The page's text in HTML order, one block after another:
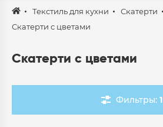
Спальня
Столовая
Детская
Ванная
Текстиль для кухни
Скатерти
Скатерти с цветами
Скатерти с цветами
Фильтры:1